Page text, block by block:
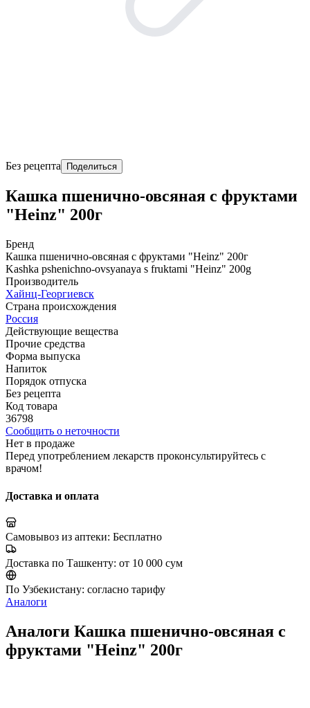
Без рецепта Поделиться
Кашка пшенично-овсяная с фруктами
"Heinz" 200г
Бренд
Кашка пшенично-овсяная с фруктами "Heinz" 200г
Kashka pshenichno-ovsyanaya s fruktami "Heinz" 200g
Производитель
Хайнц-Георгиевск
Страна происхождения
Россия
Действующие вещества
Прочие средства
Форма выпуска
Напиток
Порядок отпуска
Без рецепта
Код товара
36798
Сообщить о неточности
Нет в продаже
Перед употреблением лекарств проконсультируйтесь с
врачом!
Доставка и оплата
Самовывоз из аптеки: Бесплатно
Доставка по Ташкенту: от 10 000 сум
По Узбекистану: согласно тарифу
Аналоги
Аналоги Кашка пшенично-овсяная с
фруктами "Heinz" 200г